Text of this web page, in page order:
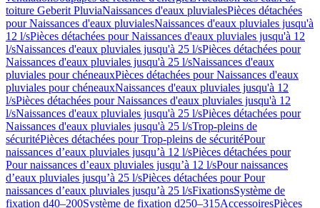
toiture Geberit PluviaNaissances d'eaux pluvialesPièces détachées
pour Naissances d'eaux pluvialesNaissances d'eaux pluviales jusqu'à
12 l/sPièces détachées pour Naissances d'eaux pluviales jusqu'à 12
l/sNaissances d'eaux pluviales jusqu'à 25 l/sPièces détachées pour
Naissances d'eaux pluviales jusqu'à 25 l/sNaissances d'eaux
pluviales pour chéneauxPièces détachées pour Naissances d'eaux
pluviales pour chéneauxNaissances d'eaux pluviales jusqu'à 12
l/sPièces détachées pour Naissances d'eaux pluviales jusqu'à 12
l/sNaissances d'eaux pluviales jusqu'à 25 l/sPièces détachées pour
Naissances d'eaux pluviales jusqu'à 25 l/sTrop-pleins de
sécuritéPièces détachées pour Trop-pleins de sécuritéPour
naissances d’eaux pluviales jusqu’à 12 l/sPièces détachées pour
Pour naissances d’eaux pluviales jusqu’à 12 l/sPour naissances
d’eaux pluviales jusqu’à 25 l/sPièces détachées pour Pour
naissances d’eaux pluviales jusqu’à 25 l/sFixationsSystème de
fixation d40–200Système de fixation d250–315AccessoiresPièces